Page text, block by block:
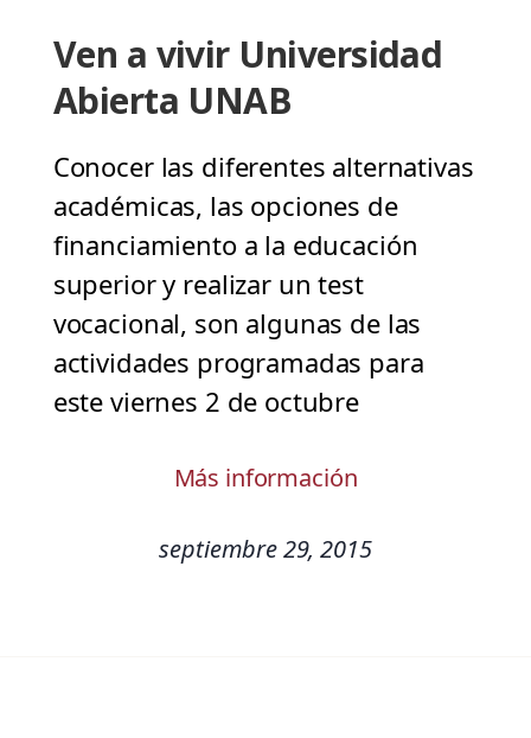
Ven a vivir Universidad
Abierta UNAB
Conocer las diferentes alternativas
académicas, las opciones de
financiamiento a la educación
superior y realizar un test
vocacional, son algunas de las
actividades programadas para
este viernes 2 de octubre
Más información
septiembre 29, 2015